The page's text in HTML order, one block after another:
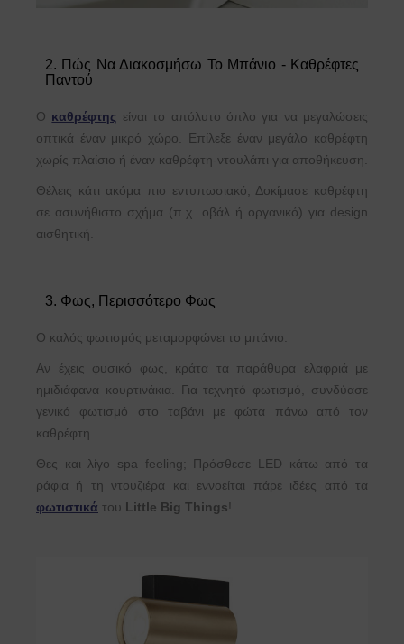
2. Πώς Να Διακοσμήσω Το Μπάνιο - Καθρέφτες
Παντού
Ο καθρέφτης είναι το απόλυτο όπλο για να μεγαλώσεις
οπτικά έναν μικρό χώρο. Επίλεξε έναν μεγάλο καθρέφτη
χωρίς πλαίσιο ή έναν καθρέφτη-ντουλάπι για αποθήκευση.
Θέλεις κάτι ακόμα πιο εντυπωσιακό; Δοκίμασε καθρέφτη
σε ασυνήθιστο σχήμα (π.χ. οβάλ ή οργανικό) για design
αισθητική.
3. Φως, Περισσότερο Φως
Ο καλός φωτισμός μεταμορφώνει το μπάνιο.
Αν έχεις φυσικό φως, κράτα τα παράθυρα ελαφριά με
ημιδιάφανα κουρτινάκια. Για τεχνητό φωτισμό, συνδύασε
γενικό φωτισμό στο ταβάνι με φώτα πάνω από τον
καθρέφτη.
Θες και λίγο spa feeling; Πρόσθεσε LED κάτω από τα
ράφια ή τη ντουζιέρα και εννοείται πάρε ιδέες από τα
φωτιστικά του Little Big Things!